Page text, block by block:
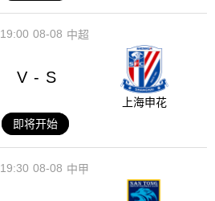
08-08
19:00 中超
V - S
上海申花
即将开始
08-08
19:30 中甲